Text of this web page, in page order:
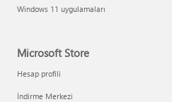
Windows 11 uygulamaları
Microsoft Store
Hesap profili
İndirme Merkezi